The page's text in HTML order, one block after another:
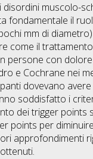
muscolo-
fondamentale il
mm di
come il
persone con
e Cochrane nei
dovevano
soddisfatto i
dei trigger points
points per